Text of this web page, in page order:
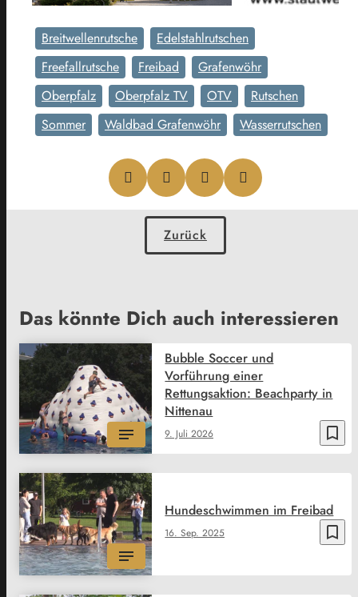
Breitwellenrutsche
Edelstahlrutschen
Freefallrutsche
Freibad
Grafenwöhr
Oberpfalz
Oberpfalz TV OTV
Rutschen
Sommer
Waldbad Grafenwöhr Wasserrutschen
Zurück
Das könnte Dich auch interessieren
bookmark_border
9. Juli 2026
Bubble Soccer und
Vorführung einer
Rettungsaktion: Beachparty in
Nittenau
bookmark_border
16. Sep. 2025
Hundeschwimmen im Freibad